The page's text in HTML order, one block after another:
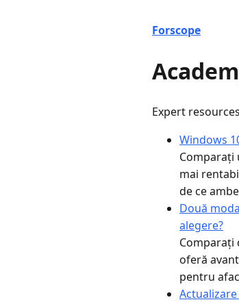
Forscope
Expert
Windows
Comparați
mai
de ce
Două
alegere?
Comparați
oferă
pentru